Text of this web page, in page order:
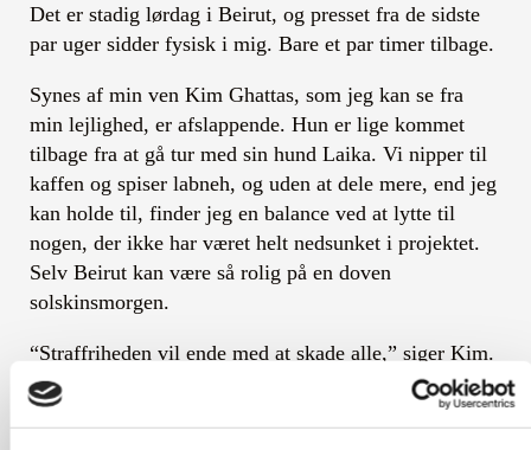
Det er stadig lørdag i Beirut, og presset fra de sidste
par uger sidder fysisk i mig. Bare et par timer tilbage.
Synes af min ven Kim Ghattas, som jeg kan se fra
min lejlighed, er afslappende. Hun er lige kommet
tilbage fra at gå tur med sin hund Laika. Vi nipper til
kaffen og spiser labneh, og uden at dele mere, end jeg
kan holde til, finder jeg en balance ved at lytte til
nogen, der ikke har været helt nedsunket i projektet.
Selv Beirut kan være så rolig på en doven
solskinsmorgen.
“Straffriheden vil ende med at skade alle,” siger Kim.
“Der skal være retfærdig for alle. Ellers bør der slet
ikke være retfærdighed for nogen.”